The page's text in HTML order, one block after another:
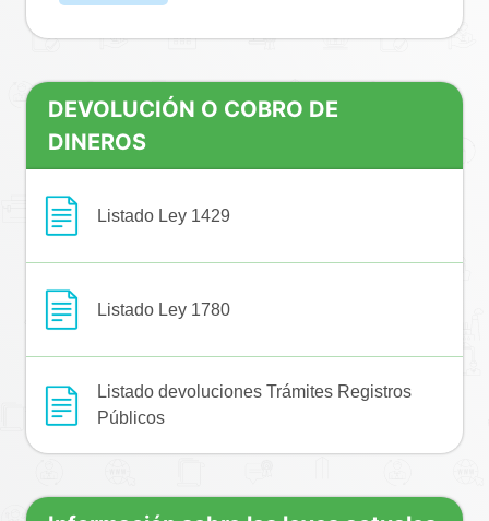
DEVOLUCIÓN O COBRO DE
DINEROS
Listado Ley 1429
Listado Ley 1780
Listado devoluciones Trámites Registros
Públicos